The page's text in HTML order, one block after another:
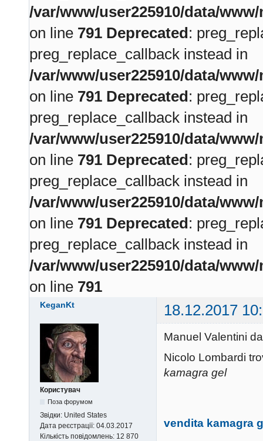
/var/www/user225910/data/
on line 791 Deprecated:
preg_replace_callback instead in
/var/www/user225910/data/
on line 791 Deprecated:
preg_replace_callback instead in
/var/www/user225910/data/
on line 791 Deprecated:
preg_replace_callback instead in
/var/www/user225910/data/
on line 791 Deprecated:
preg_replace_callback instead in
/var/www/user225910/data/
on line 791
KeganKt 18.12.2017
Користувач
Поза форумом
Звідки: United States
Дата реєстрації: 04.03.2017
Кількість повідомлень: 12 870
Manuel Valentini
Nicolo Lombardi
kamagra gel
vendita kamagra